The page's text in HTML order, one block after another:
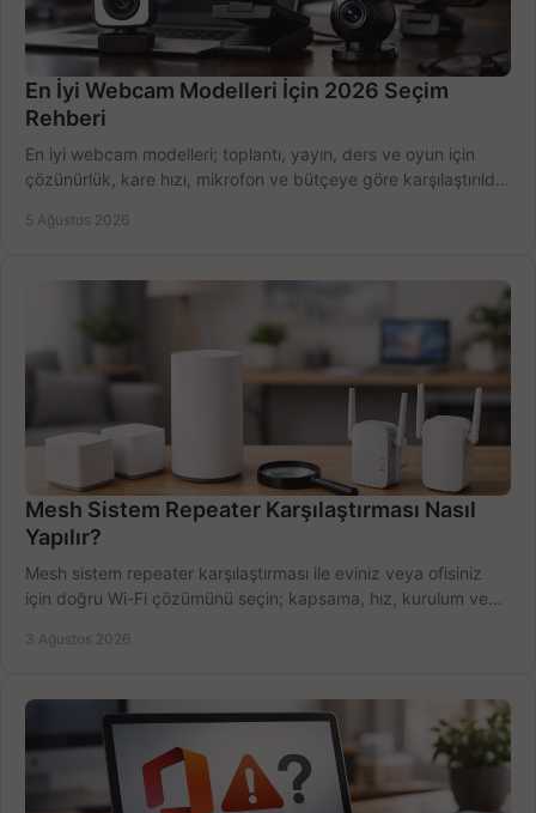
En İyi Webcam Modelleri İçin 2026 Seçim
Rehberi
En iyi webcam modelleri; toplantı, yayın, ders ve oyun için
çözünürlük, kare hızı, mikrofon ve bütçeye göre karşılaştırıldı.
5 Ağustos 2026
Mesh Sistem Repeater Karşılaştırması Nasıl
Yapılır?
Mesh sistem repeater karşılaştırması ile eviniz veya ofisiniz
için doğru Wi-Fi çözümünü seçin; kapsama, hız, kurulum ve
3 Ağustos 2026